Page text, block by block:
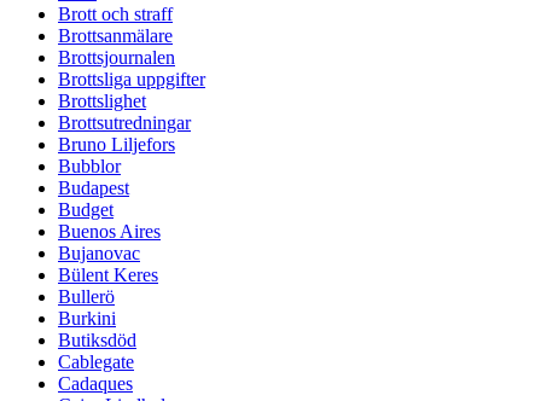
Brott och straff
Brottsanmälare
Brottsjournalen
Brottsliga uppgifter
Brottslighet
Brottsutredningar
Bruno Liljefors
Bubblor
Budapest
Budget
Buenos Aires
Bujanovac
Bülent Keres
Bullerö
Burkini
Butiksdöd
Cablegate
Cadaques